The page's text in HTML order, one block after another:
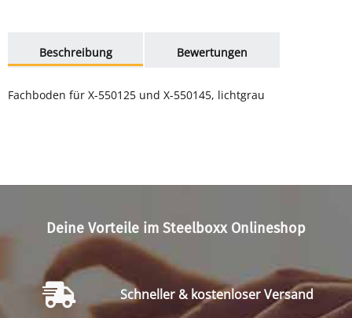
Beschreibung
Bewertungen
Fachboden für X-550125 und X-550145, lichtgrau
Deine Vorteile im Steelboxx Onlineshop
Schneller & kostenloser Versand